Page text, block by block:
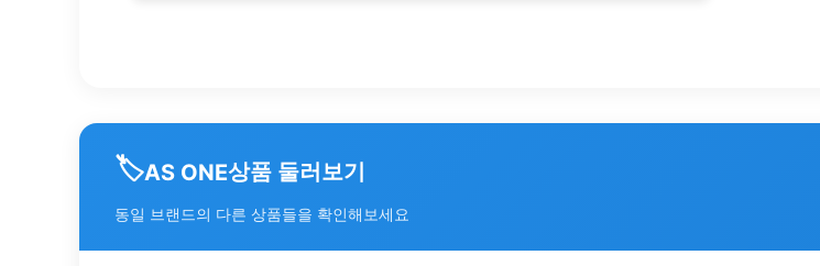
🏷️AS ONE상품 둘러보기
동일 브랜드의 다른 상품들을 확인해보세요